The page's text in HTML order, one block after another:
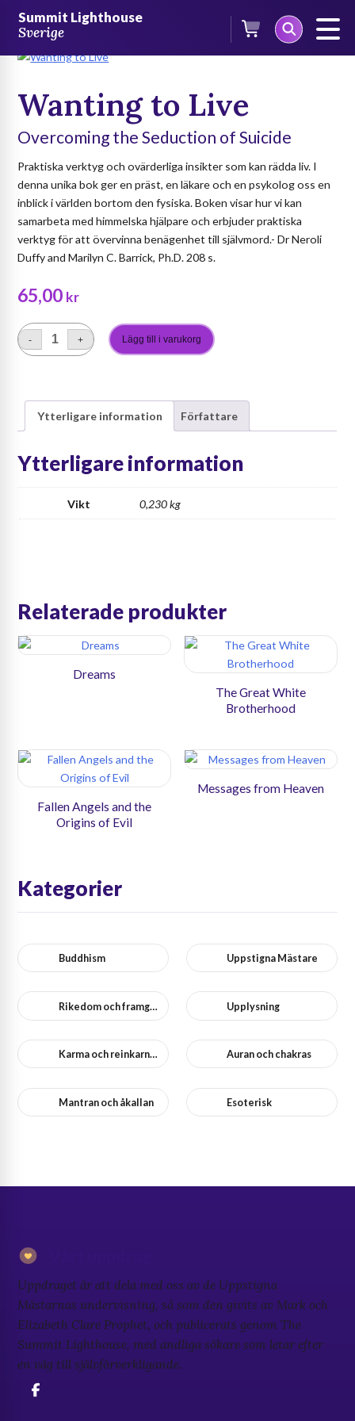
Summit Lighthouse
Sverige
Böcker Böcker på engelska
Live
Wanting to Live
Overcoming the Seduction of Suicide
Praktiska verktyg och ovärderliga insikter som kan rädda liv. I
denna unika bok ger en präst, en läkare och en psykolog oss en
inblick i världen bortom den fysiska. Boken visar hur vi kan
samarbeta med himmelska hjälpare och erbjuder praktiska
verktyg för att övervinna benägenhet till självmord.- Dr Neroli
Duffy and Marilyn C. Barrick, Ph.D. 208 s.
65,00 kr
Wanting
mängd
- + Lägg till i varukorg
Ytterligare information Författare
Ytterligare information
Vikt 0,230 kg
Relaterade produkter
Dreams
The Great White
Brotherhood
Fallen Angels and the
Origins of Evil
Messages from Heaven
Kategorier
Buddhism Uppstigna Mästare
Rikedom och framgång Upplysning
Karma och reinkarnation Auran och chakras
Mantran och åkallan Esoterisk
Uppdraget är att dela med oss av de Uppstigna
Mästarnas undervisning, så som den givits av Mark och
Elizabeth Clare Prophet, och publicerats genom The
Summit Lighthouse, med andliga sökare som letar efter
en väg till självförverkligande.